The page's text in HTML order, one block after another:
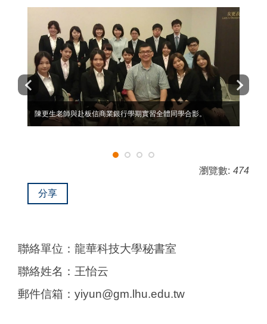
陳更生老師與赴板信商業銀行學期實習全體同學合影。
瀏覽數: 474
分享
聯絡單位：龍華科技大學秘書室
聯絡姓名：王怡云
郵件信箱：yiyun@gm.lhu.edu.tw